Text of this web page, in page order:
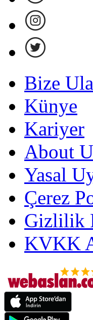
Bize
Künye
Kariyer
About
Yasal
Çerez
Gizlilik
KVKK